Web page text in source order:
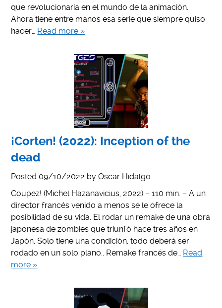
que revolucionaría en el mundo de la animación.
Ahora tiene entre manos esa serie que siempre quiso
hacer… Read more »
¡Corten! (2022): Inception of the
dead
Posted 09/10/2022 byOscar Hidalgo
Coupez! (Michel Hazanavicius, 2022) – 110 min. – A un
director francés venido a menos se le ofrece la
posibilidad de su vida. El rodar un remake de una obra
japonesa de zombies que triunfó hace tres años en
Japón. Solo tiene una condición, todo deberá ser
rodado en un solo plano.. Remake francés de… Read
more »